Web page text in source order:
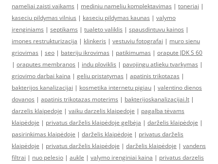
nameliai zaisti vaikams | mediniu nameliu komplektavimas | toneriai |
kaseciu pildymas vilnius | kaseciu pildymas kaunas | valymo
įrenginiams | septikams | tualeto valiklis | spausdintuvu kainos |
imones restrukturizacija | klinkeris | vestuviu fotografai | muro sienu
griovimas | seo | bateriju ikrovimas | patikimumas | orapute JDK S 60
| oraputes membranos | indu ploviklis | pavojingu atlieku tvarkymas |
griovimo darbai kaina | geliu pristatymas | apatinis trikotazas |
bakterijos kanalizacijai | kosmetika internetu pigiau | valentino dienos
dovanos | apatinis trikotazas moterims | bakterijoskanalizacijai.lt |
darzelis klaipedoje | vaiku darzelis klaipedoje | pagalba tėvams
klaipėdoje | privatus darželis klaipėdoje gelbėja | darželis klaipėdoje |
pasirinkimas klaipėdoje | darželis klaipėdoje | privatus darželis
klaipėdoje | privatus darželis klaipėdoje | darželis klaipėdoje | vandens
filtrai | nuo pelesio | aukle | valymo irenginiai kaina | privatus darzelis